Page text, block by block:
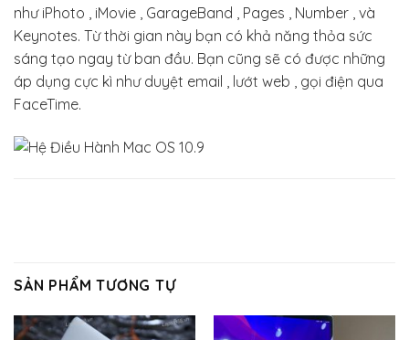
như iPhoto , iMovie , GarageBand , Pages , Number , và
Keynotes. Từ thời gian này bạn có khả năng thỏa sức
sáng tạo ngay từ ban đầu. Bạn cũng sẽ có được những
áp dụng cực kì như duyệt email , lướt web , gọi điện qua
FaceTime.
SẢN PHẨM TƯƠNG TỰ